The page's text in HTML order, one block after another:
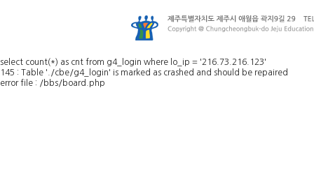
select count(*) as cnt from g4_login where lo_ip = '216.73.216.123'
145 : Table './cbe/g4_login' is marked as crashed and should be repaired
error file : /bbs/board.php